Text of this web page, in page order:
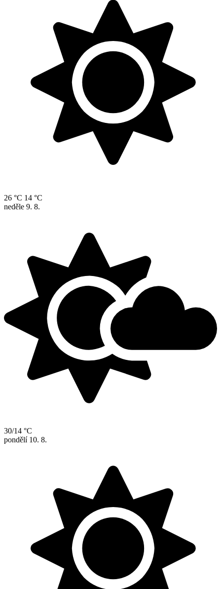
26 °C 14 °C
neděle 9. 8.
30/14 °C
pondělí 10. 8.